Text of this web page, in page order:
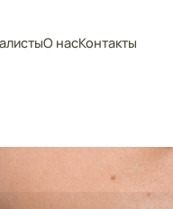
О насКонтакты